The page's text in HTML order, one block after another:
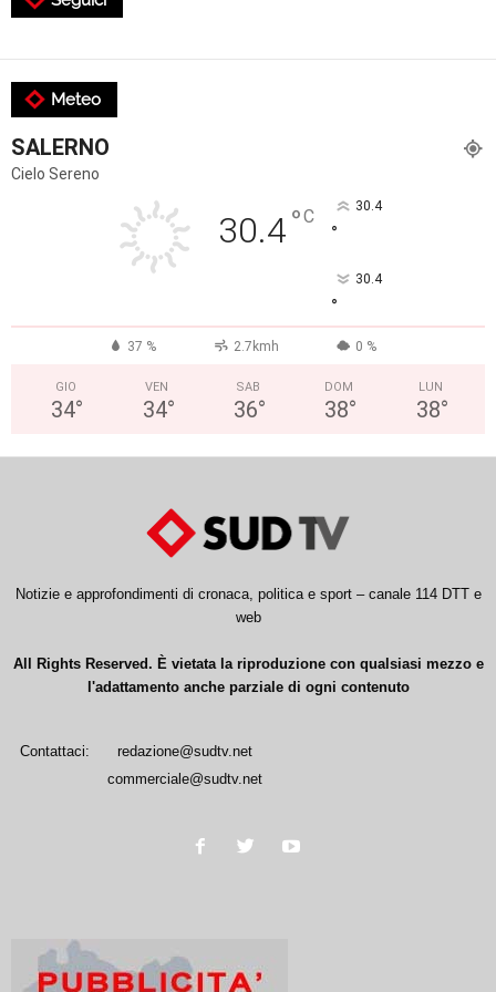
Meteo
SALERNO
Cielo Sereno
30.4°C 30.4
°
30.4
°
37 % 2.7kmh 0 %
GIO
34°
VEN
34°
SAB
36°
DOM
38°
LUN
38°
Notizie e approfondimenti di cronaca, politica e sport – canale 114 DTT e
web
All Rights Reserved. È vietata la riproduzione con qualsiasi mezzo e
l'adattamento anche parziale di ogni contenuto
Contattaci:
redazione@sudtv.net
commerciale@sudtv.net